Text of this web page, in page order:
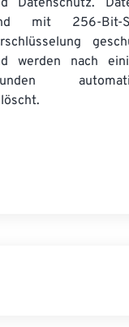
Datenschutz.
mit 256-Bit-
werden nach